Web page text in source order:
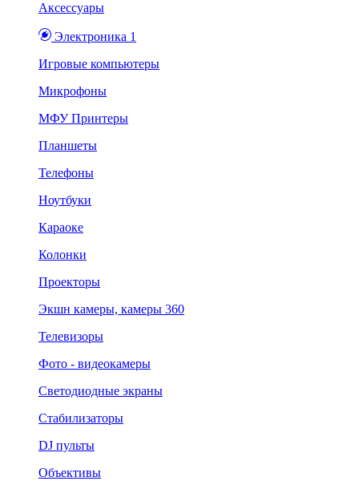
Аксессуары
Электроника 1
Игровые компьютеры
Микрофоны
МФУ Принтеры
Планшеты
Телефоны
Ноутбуки
Караоке
Колонки
Проекторы
Экшн камеры, камеры 360
Телевизоры
Фото - видеокамеры
Светодиодные экраны
Стабилизаторы
DJ пульты
Объективы